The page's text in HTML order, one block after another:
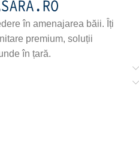
în amenajarea băii. Îți
premium, soluții
în țară.